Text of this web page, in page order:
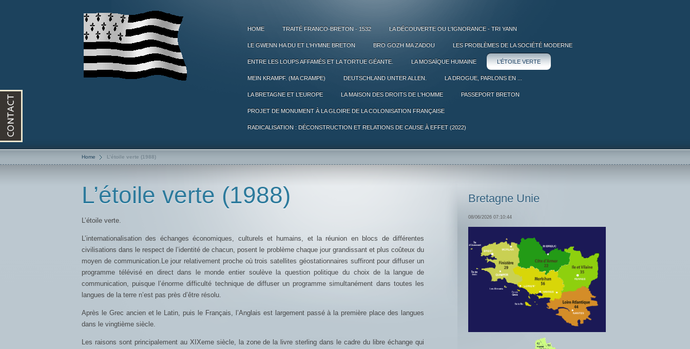
HOME TRAITÉ FRANCO-BRETON - 1532 LA DÉCOUVERTE OU L'IGNORANCE - TRI YANN
LE GWENN HA DU ET L'HYMNE BRETON BRO GOZH MA ZADOU LES PROBLÈMES DE LA SOCIÉTÉ MODERNE
ENTRE LES LOUPS AFFAMÉS ET LA TORTUE GÉANTE. LA MOSAÏQUE HUMAINE L’ÉTOILE VERTE
MEIN KRAMPF. (MA CRAMPE) DEUTSCHLAND UNTER ALLEN. LA DROGUE, PARLONS EN ...
LA BRETAGNE ET L’EUROPE LA MAISON DES DROITS DE L'HOMME PASSEPORT BRETON
PROJET DE MONUMENT À LA GLOIRE DE LA COLONISATION FRANÇAISE
RADICALISATION : DÉCONSTRUCTION ET RELATIONS DE CAUSE À EFFET (2022)
Home L’étoile verte (1988)
L’étoile verte (1988)
L’étoile verte.
L’internationalisation des échanges économiques, culturels et humains, et la réunion en blocs de différentes
civilisations dans le respect de l’identité de chacun, posent le problème chaque jour grandissant et plus coûteux du
moyen de communication.Le jour relativement proche où trois satellites géostationnaires suffiront pour diffuser un
programme télévisé en direct dans le monde entier soulève la question politique du choix de la langue de
communication, puisque l’énorme difficulté technique de diffuser un programme simultanément dans toutes les
langues de la terre n’est pas près d’être résolu.
Après le Grec ancien et le Latin, puis le Français, l’Anglais est largement passé à la première place des langues
dans le vingtième siècle.
Les raisons sont principalement au XIXeme siècle, la zone de la livre sterling dans le cadre du libre échange qui
Bretagne Unie
08/06/2026 07:10:44